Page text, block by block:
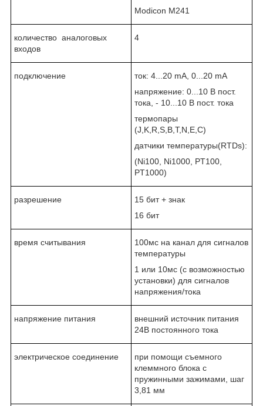
Modicon M241
количество аналоговых
входов
4
подключение
ток: 4...20 mA, 0...20 mA
напряжение: 0...10 В пост.
тока, - 10...10 В пост. тока
термопары
(J,K,R,S,B,T,N,E,C)
датчики температуры(RTDs):
(Ni100, Ni1000, PT100,
PT1000)
разрешение
15 бит + знак
16 бит
время считывания
100мс на канал для сигналов
температуры
1 или 10мс (с возможностью
установки) для сигналов
напряжения/тока
напряжение питания
внешний источник питания
24В постоянного тока
электрическое соединение
при помощи съемного
клеммного блока с
пружинными зажимами, шаг
3,81 мм